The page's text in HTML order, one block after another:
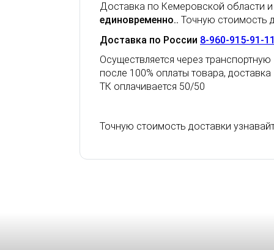
Доставка по Кемеровской области
единовременно.. Точную стоимость
Доставка по России 8-960-915-91-
Осуществляется через
после 100% оплаты товара,
ТК оплачивается 50/50
Точную стоимость доставки